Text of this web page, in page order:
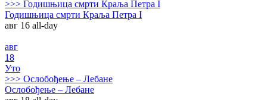
>>> Годишњица смрти Краља Петра I
Годишњица смрти Краља Петра I
авг 16 all-day
авг
18
Уто
>>> Ослобођење – Лебане
Ослобођење – Лебане